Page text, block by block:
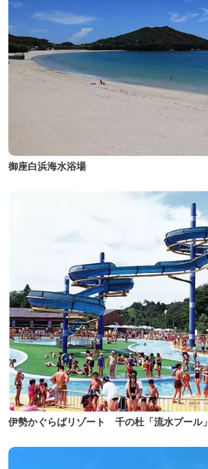
御座白浜海水浴場
伊勢かぐらばリゾート 千の杜「流水プール」